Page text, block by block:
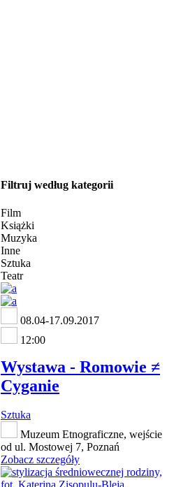
Filtruj według kategorii
Film
Książki
Muzyka
Inne
Sztuka
Teatr
08.04-17.09.2017
12:00
Wystawa - Romowie ≠
Cyganie
Sztuka
Muzeum Etnograficzne, wejście
od ul. Mostowej 7, Poznań
Zobacz szczegóły